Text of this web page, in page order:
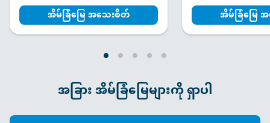
အိမ်ခြံမြေ အသေးစိတ်
အိမ်ခြံမြေ
အခြား အိမ်ခြံမြေများကို ရှာပါ